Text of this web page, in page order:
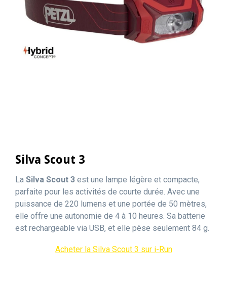
Silva Scout 3
La Silva Scout 3 est une lampe légère et compacte,
parfaite pour les activités de courte durée. Avec une
puissance de 220 lumens et une portée de 50 mètres,
elle offre une autonomie de 4 à 10 heures. Sa batterie
est rechargeable via USB, et elle pèse seulement 84 g.
Acheter la Silva Scout 3 sur i-Run